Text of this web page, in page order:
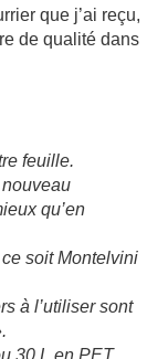
que j’ai reçu,
de qualité dans
feuille.
qu’en
soit Montelvini
à l’utiliser sont